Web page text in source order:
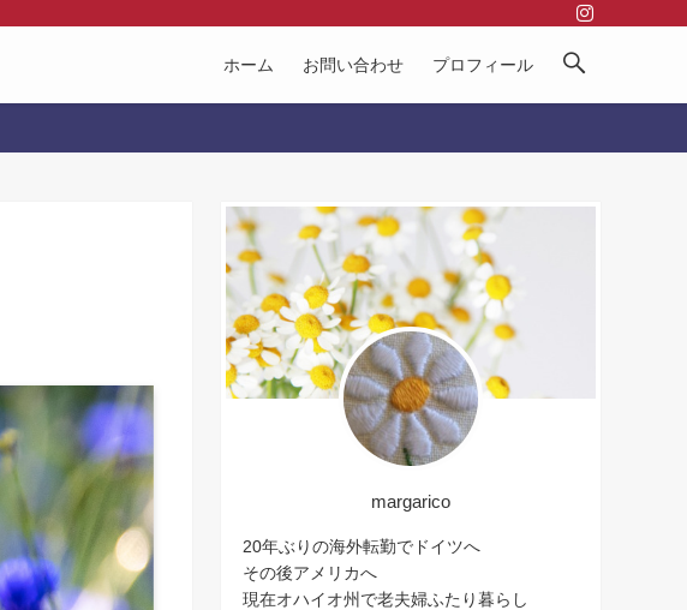
ホーム お問い合わせ プロフィール
margarico
20年ぶりの海外転勤でドイツへ
その後アメリカへ
現在オハイオ州で老夫婦ふたり暮らし